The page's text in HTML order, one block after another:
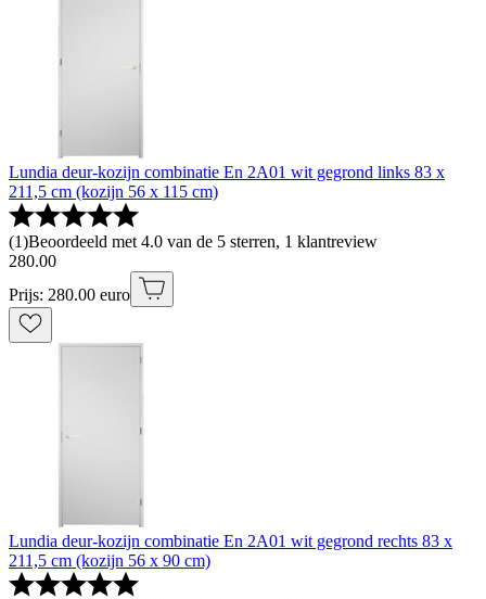
Lundia deur-kozijn combinatie En 2A01 wit gegrond links 83 x
211,5 cm (kozijn 56 x 115 cm)
(1)Beoordeeld met 4.0 van de 5 sterren, 1 klantreview
280.00
Prijs: 280.00 euro
Lundia deur-kozijn combinatie En 2A01 wit gegrond rechts 83 x
211,5 cm (kozijn 56 x 90 cm)